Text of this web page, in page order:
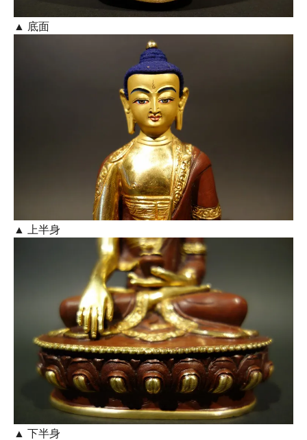
▲ 底面
▲ 上半身
▲ 下半身